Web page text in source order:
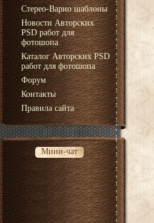
Стерео-Варио шаблоны
Новости Авторских
PSD работ для
фотошопа
Каталог Авторских PSD
работ для фотошопа
Форум
Контакты
Правила сайта
Мини-чат